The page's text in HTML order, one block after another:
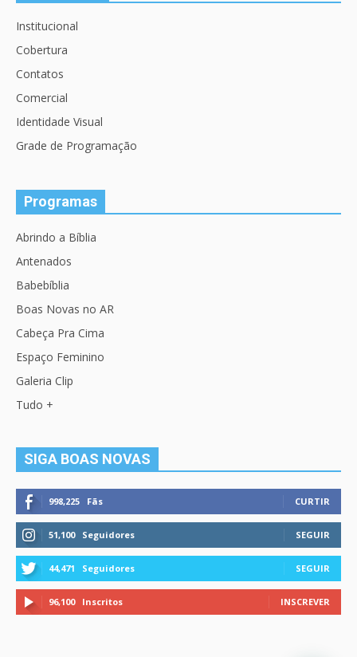
Institucional
Cobertura
Contatos
Comercial
Identidade Visual
Grade de Programação
Programas
Abrindo a Bíblia
Antenados
Babebíblia
Boas Novas no AR
Cabeça Pra Cima
Espaço Feminino
Galeria Clip
Tudo +
SIGA BOAS NOVAS
998,225 Fãs CURTIR
51,100 Seguidores SEGUIR
44,471 Seguidores SEGUIR
96,100 Inscritos INSCREVER